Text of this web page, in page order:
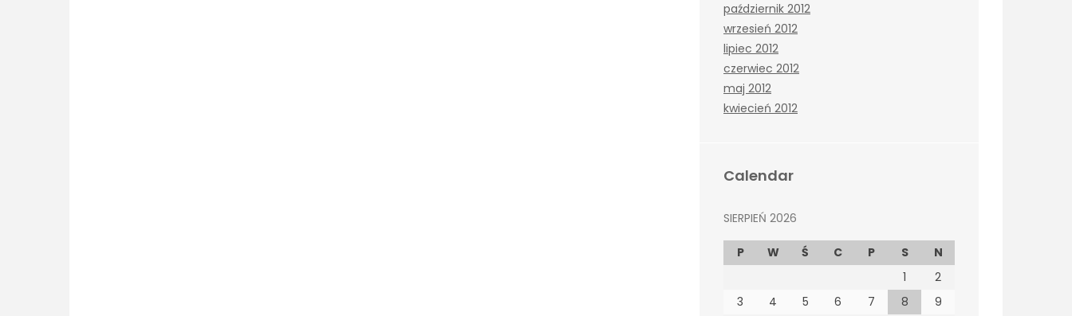
październik 2012
wrzesień 2012
lipiec 2012
czerwiec 2012
maj 2012
kwiecień 2012
Calendar
SIERPIEŃ 2026
P W Ś C P S
N
1
2
3
4 5 6 7 8
9